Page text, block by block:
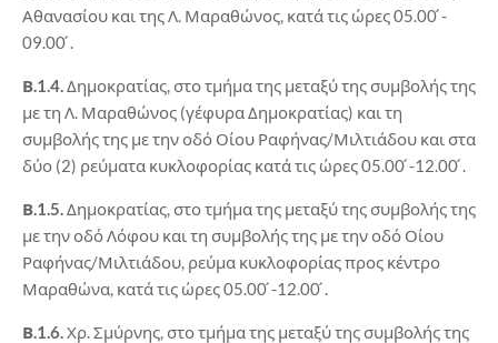
Αθανασίου και της Λ. Μαραθώνος, κατά τις ώρες 05.00 ́-
09.00 ́.
Β.1.4.Δημοκρατίας, στο τμήμα της μεταξύ της συμβολής της
με τη Λ. Μαραθώνος (γέφυρα Δημοκρατίας) και τη
συμβολής της με την οδό Οίου Ραφήνας/Μιλτιάδου και στα
δύο (2) ρεύματα κυκλοφορίας κατά τις ώρες 05.00 ́-12.00 ́.
Β.1.5.Δημοκρατίας, στο τμήμα της μεταξύ της συμβολής της
με την οδό Λόφου και τη συμβολής της με την οδό Οίου
Ραφήνας/Μιλτιάδου, ρεύμα κυκλοφορίας προς κέντρο
Μαραθώνα, κατά τις ώρες 05.00 ́-12.00 ́.
Β.1.6.Χρ. Σμύρνης, στο τμήμα της μεταξύ της συμβολής της